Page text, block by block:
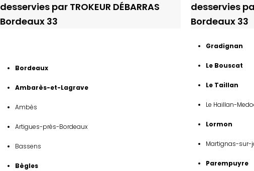
desservies par TROKEUR DÉBARRAS
Bordeaux 33
Bordeaux
Ambarès-et-Lagrave
Ambès
Artigues-près-Bordeaux
Bassens
Bègles
desservies
Bordeaux 33
Gradignan
Le Bouscat
Le Taillan
Le Haillan-
Lormon
Martignas-sur-
Parempuyre